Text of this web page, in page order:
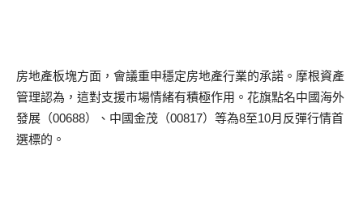
房地產板塊方面，會議重申穩定房地產行業的承諾。摩根資產
管理認為，這對支援市場情緒有積極作用。花旗點名中國海外
發展（00688）、中國金茂（00817）等為8至10月反彈行情首
選標的。